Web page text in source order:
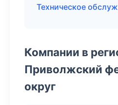
Техническое
Компании в
Приволжский
округ